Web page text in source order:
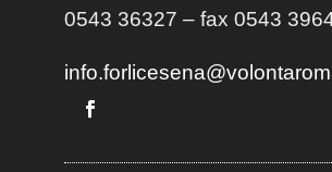
0543 36327 – fax 0543